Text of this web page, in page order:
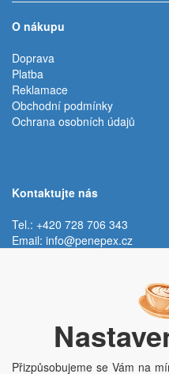
O nákupu
Doprava
Platba
Reklamace
Obchodní podmínky
Ochrana osobních údajů
Kontaktujte nás
Tel.: +420 728 706 343
Email: info@penepex.cz
Trávník 2076, 686 03 Staré
Přizpůsobujeme se Vám na